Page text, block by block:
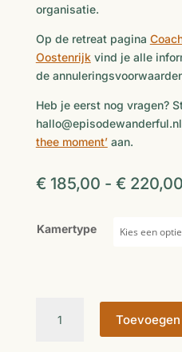
organisatie.
Op de retreat pagina
Oostenrijkvind je alle
de
Heb je eerst nog vragen?
thee moment’aan.
€ 185,00 - € 220,00
Kamertype